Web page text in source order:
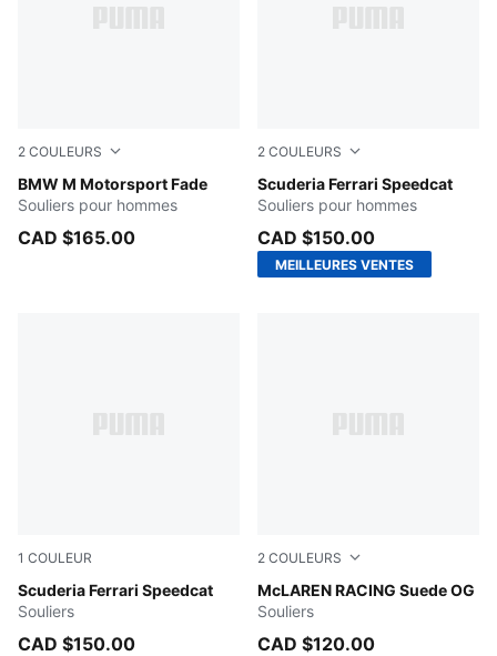
2 COULEURS
BMW M Motorsport Fade
PUMA WHITE
Souliers pour hommes
CAD $165.00
2 COULEURS
Scuderia Ferrari Speedcat
PUMA Black-Speed Yellow-
Souliers pour hommes
CAD $150.00
MEILLEURES VENTES
1 COULEUR
Scuderia Ferrari Speedcat
Rosso Corsa-PUMA Black
Souliers
CAD $150.00
2 COULEURS
McLAREN RACING Suede OG
PUMA Black-Papaya
Souliers
CAD $120.00